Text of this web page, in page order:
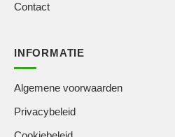
Contact
INFORMATIE
Algemene voorwaarden
Privacybeleid